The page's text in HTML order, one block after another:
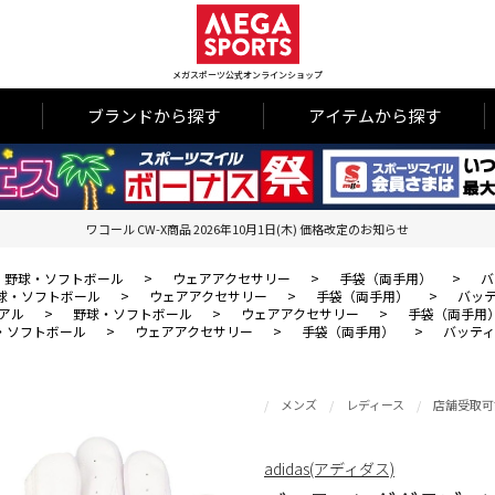
メガスポーツ公式オンラインショップ
ブランドから探す アイテムから探す
ワコール CW-X商品 2026年10月1日(木) 価格改定のお知らせ
野球・ソフトボール > ウェアアクセサリー > 手袋（両手用） >
・ソフトボール
> ウェアアクセサリー > 手袋（両手用） >
バッ
ル
> 野球・ソフトボール > ウェアアクセサリー >
手袋（両手用
ソフトボール
> ウェアアクセサリー > 手袋（両手用） > バッテ
メンズ レディース 店舗受取
adidas(アディダス)